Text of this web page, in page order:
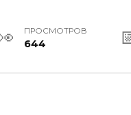
ПРОСМОТРОВ
644